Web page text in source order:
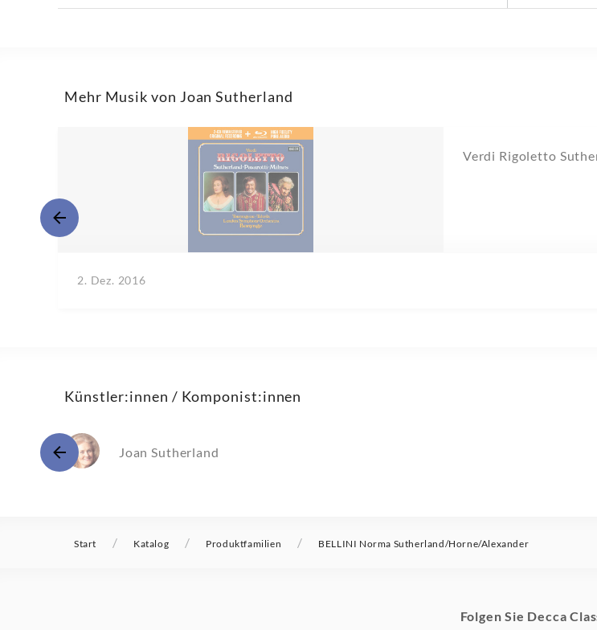
Mehr Musik von Joan Sutherland
Verdi Rigoletto
2. Dez. 2016
Künstler:innen / Komponist:innen
Joan Sutherland
Start / Katalog / Produktfamilien / BELLINI Norma Sutherland/Horne/Alexander
Folgen Sie Decca